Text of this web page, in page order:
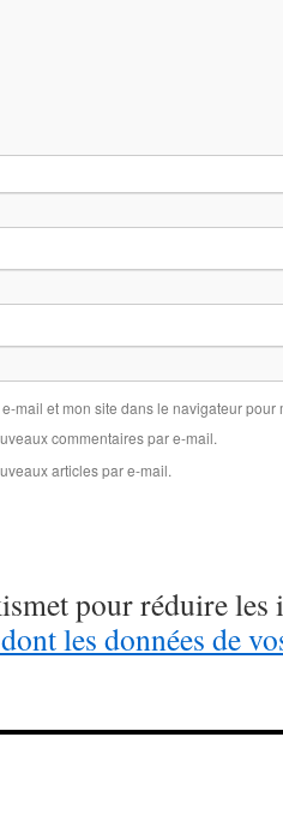
mail et mon site dans le navigateur
commentaires par e-mail.
articles par e-mail.
pour réduire les
les données de